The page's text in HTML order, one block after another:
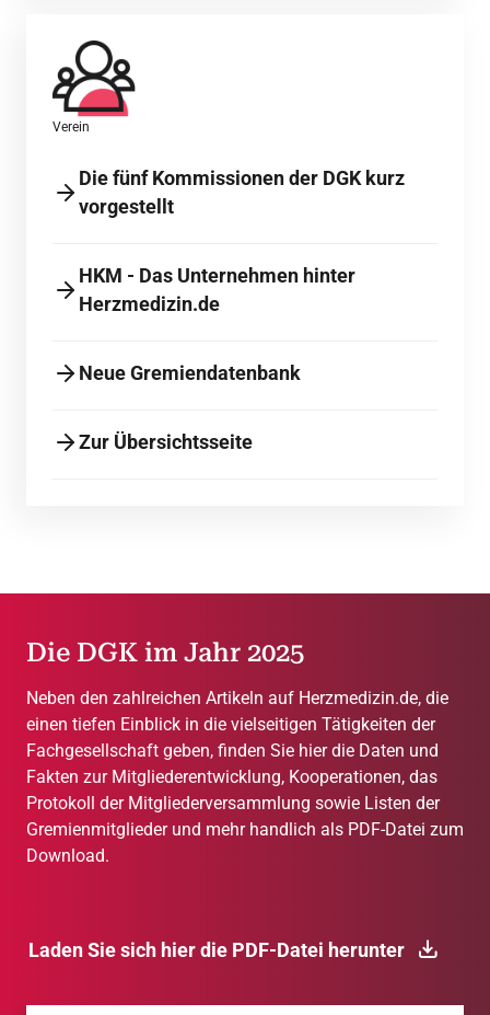
Verein
Die fünf Kommissionen der DGK kurz
vorgestellt
HKM - Das Unternehmen hinter
Herzmedizin.de
Neue Gremiendatenbank
Zur Übersichtsseite
Die DGK im Jahr 2025
Neben den zahlreichen Artikeln auf Herzmedizin.de, die
einen tiefen Einblick in die vielseitigen Tätigkeiten der
Fachgesellschaft geben, finden Sie hier die Daten und
Fakten zur Mitgliederentwicklung, Kooperationen, das
Protokoll der Mitgliederversammlung sowie Listen der
Gremienmitglieder und mehr handlich als PDF-Datei zum
Download.
Laden Sie sich hier die PDF-Datei herunter